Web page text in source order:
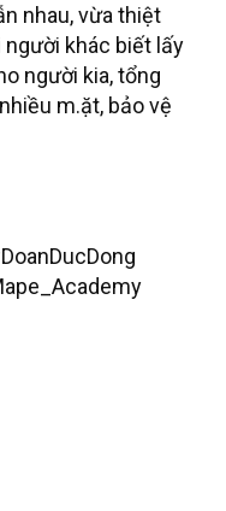
nhau, vừa thiệt
người khác biết lấy
người kia, tổng
m.ặt, bảo vệ